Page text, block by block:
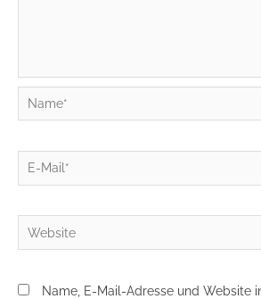
Name*
E-
Mail*
Website
Name, E-Mail-Adresse und Website